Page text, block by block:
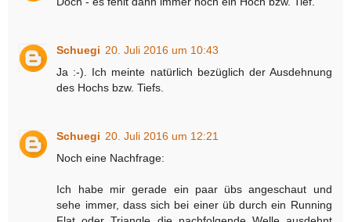
Schuegi 20. Juli 2016 um 10:43
Ja :-). Ich meinte natürlich bezüglich der Ausdehnung
des Hochs bzw. Tiefs.
Schuegi 20. Juli 2016 um 12:21
Noch eine Nachfrage:
Ich habe mir gerade ein paar übs angeschaut und
sehe immer, dass sich bei einer üb durch ein Running